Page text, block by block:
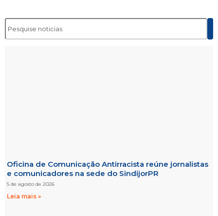
Oficina de Comunicação Antirracista reúne jornalistas
e comunicadores na sede do SindijorPR
5 de agosto de 2026
Leia mais »